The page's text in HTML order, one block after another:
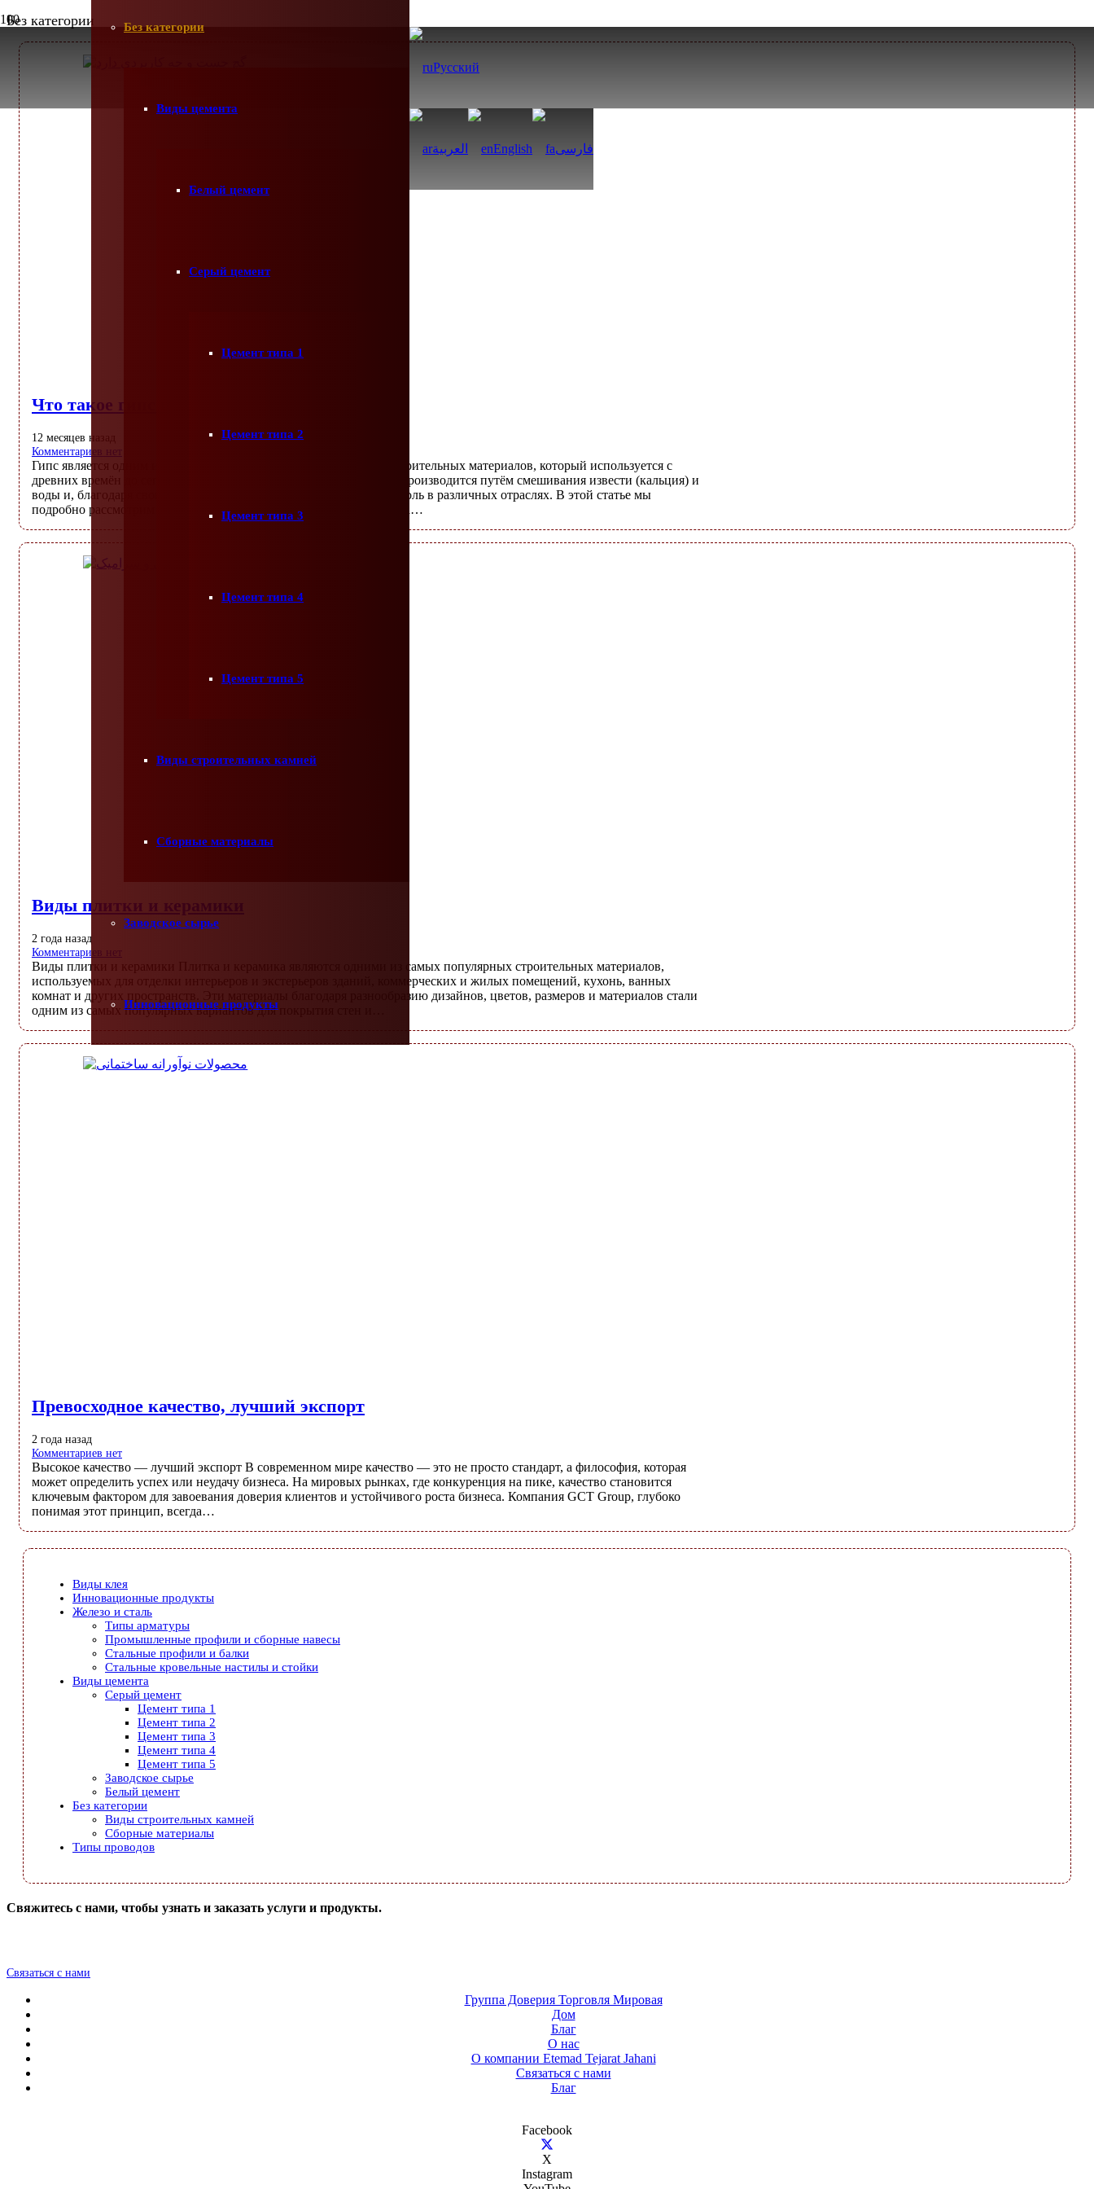
Без категории
Виды цемента
Белый цемент
Серый цемент
Цемент типа 1
Цемент типа 2
Цемент типа 3
Цемент типа 4
Цемент типа 5
Виды строительных камней
Сборные материалы
Заводское сырье
Инновационные продукты
Русский
العربية English فارسی
Без категории
Что такое гипс и каковы его применения?
12 месяцев назад
Комментариев нет
Гипс является одним из старейших и самых распространённых строительных материалов, который используется с
древних времён до сегодняшнего дня. Этот природный материал производится путём смешивания извести (кальция) и
воды и, благодаря своим уникальным свойствам, играет важную роль в различных отраслях. В этой статье мы
подробно рассмотрим гипс, его применения, процесс производства…
Виды плитки и керамики
2 года назад
Комментариев нет
Виды плитки и керамики Плитка и керамика являются одними из самых популярных строительных материалов,
используемых для отделки интерьеров и экстерьеров зданий, коммерческих и жилых помещений, кухонь, ванных
комнат и других пространств. Эти материалы благодаря разнообразию дизайнов, цветов, размеров и материалов стали
одним из самых популярных вариантов для покрытия стен и…
Превосходное качество, лучший экспорт
2 года назад
Комментариев нет
Высокое качество — лучший экспорт В современном мире качество — это не просто стандарт, а философия, которая
может определить успех или неудачу бизнеса. На мировых рынках, где конкуренция на пике, качество становится
ключевым фактором для завоевания доверия клиентов и устойчивого роста бизнеса. Компания GCT Group, глубоко
понимая этот принцип, всегда…
Виды клея
Инновационные продукты
Железо и сталь
Типы арматуры
Промышленные профили и сборные навесы
Стальные профили и балки
Стальные кровельные настилы и стойки
Виды цемента
Серый цемент
Цемент типа 1
Цемент типа 2
Цемент типа 3
Цемент типа 4
Цемент типа 5
Заводское сырье
Белый цемент
Без категории
Виды строительных камней
Сборные материалы
Типы проводов
Свяжитесь с нами, чтобы узнать и заказать услуги и продукты.
Связаться с нами
Группа Доверия Торговля Мировая
Дом
Благ
О нас
О компании Etemad Tejarat Jahani
Связаться с нами
Благ
Facebook
X
Instagram